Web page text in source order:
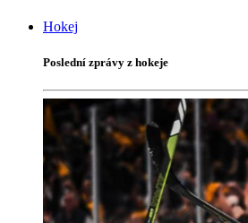
Hokej
Poslední zprávy z hokeje